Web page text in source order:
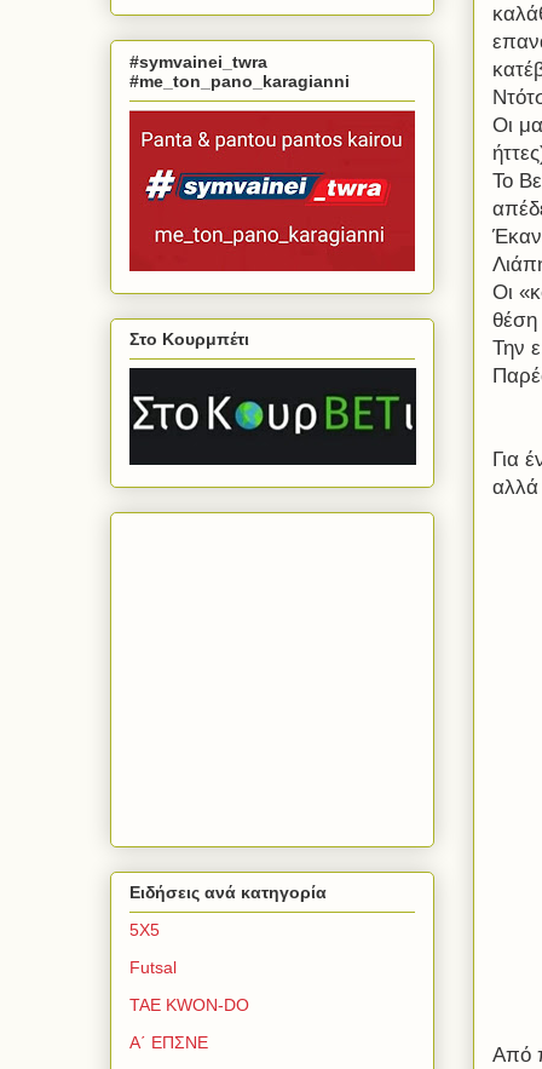
Οι
Το
Οι
θέση
Την
Για
αλλά
Από
#symvainei_twra
#me_ton_pano_karagianni
Στο Κουρμπέτι
Ειδήσεις ανά κατηγορία
5Χ5
Futsal
TAE KWON-DO
Α΄ ΕΠΣΝΕ